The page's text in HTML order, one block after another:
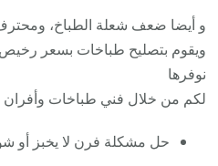
و أيضا ضعف شعلة الطباخ،
ويقوم بتصليح طباخات بسعر
نوفرها
لكم من خلال فني طباخات وأفران
حل مشكلة فرن لا يخبز أو